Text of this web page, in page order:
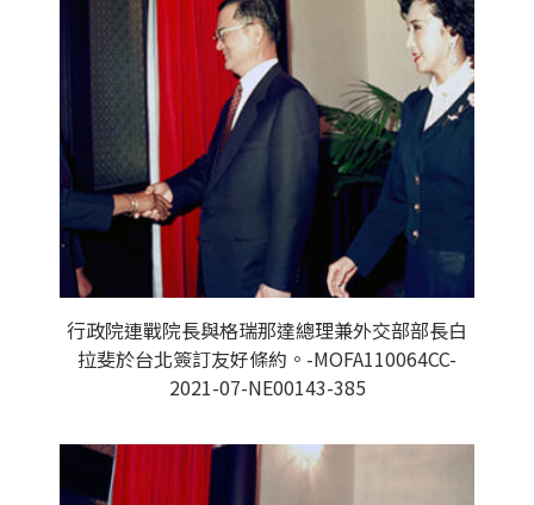
行政院連戰院長與格瑞那達總理兼外交部部長白
拉斐於台北簽訂友好條約。-MOFA110064CC-
2021-07-NE00143-385